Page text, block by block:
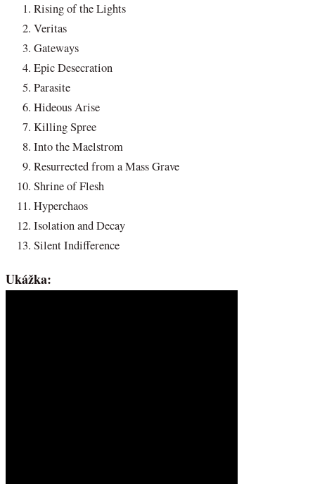
Rising of the Lights
Veritas
Gateways
Epic Desecration
Parasite
Hideous Arise
Killing Spree
Into the Maelstrom
Resurrected from a Mass Grave
Shrine of Flesh
Hyperchaos
Isolation and Decay
Silent Indifference
Ukážka: